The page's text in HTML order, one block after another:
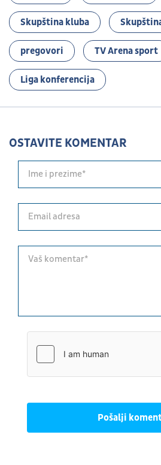
Skupština kluba
pregovori TV Arena sport
Liga konferencija
OSTAVITE KOMENTAR
Pošalji